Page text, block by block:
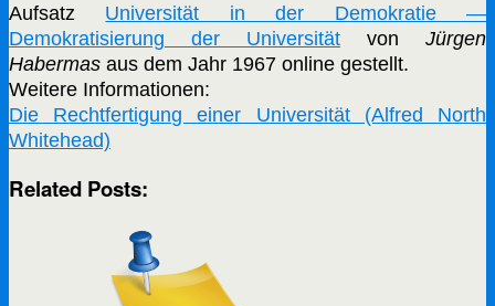
Aufsatz Universität in der Demokratie —
Demokratisierung der Universität von Jürgen
Habermas aus dem Jahr 1967 online gestellt.
Weitere Informationen:
Die Rechtfertigung einer Universität (Alfred North
Whitehead)
Related Posts: